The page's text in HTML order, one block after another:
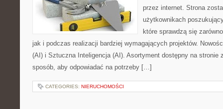
przez internet. Strona
użytkownikach
które sprawdzą się
jak i podczas realizacji bardziej wymagających projektów.
(AI) i Sztuczna Inteligencja (AI). Asortyment dostępny na stronie
sposób, aby odpowiadać na potrzeby […]
CATEGORIES: NIERUCHOMOŚCI